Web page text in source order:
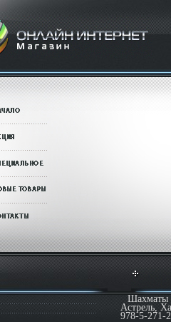
Шахматы
Астрель,
978-5-271-